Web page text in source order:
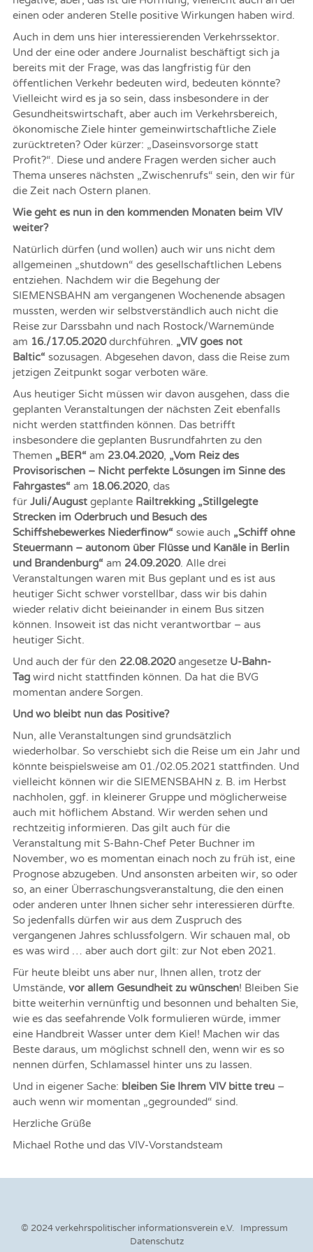
einen oder anderen Stelle positive Wirkungen haben wird.
Auch in dem uns hier interessierenden Verkehrssektor.
Und der eine oder andere Journalist beschäftigt sich ja
bereits mit der Frage, was das langfristig für den
öffentlichen Verkehr bedeuten wird, bedeuten könnte?
Vielleicht wird es ja so sein, dass insbesondere in der
Gesundheitswirtschaft, aber auch im Verkehrsbereich,
ökonomische Ziele hinter gemeinwirtschaftliche Ziele
zurücktreten? Oder kürzer: „Daseinsvorsorge statt
Profit?“. Diese und andere Fragen werden sicher auch
Thema unseres nächsten „Zwischenrufs“ sein, den wir für
die Zeit nach Ostern planen.
Wie geht es nun in den kommenden Monaten beim VIV
weiter?
Natürlich dürfen (und wollen) auch wir uns nicht dem
allgemeinen „shutdown“ des gesellschaftlichen Lebens
entziehen. Nachdem wir die Begehung der
SIEMENSBAHN am vergangenen Wochenende absagen
mussten, werden wir selbstverständlich auch nicht die
Reise zur Darssbahn und nach Rostock/Warnemünde
am 16./17.05.2020durchführen. „VIV goes not
Baltic“ sozusagen. Abgesehen davon, dass die Reise zum
jetzigen Zeitpunkt sogar verboten wäre.
Aus heutiger Sicht müssen wir davon ausgehen, dass die
geplanten Veranstaltungen der nächsten Zeit ebenfalls
nicht werden stattfinden können. Das betrifft
insbesondere die geplanten Busrundfahrten zu den
Themen „BER“ am 23.04.2020, „Vom Reiz des
Provisorischen – Nicht perfekte Lösungen im Sinne des
Fahrgastes“ am 18.06.2020, das
für Juli/August geplante Railtrekking „Stillgelegte
Strecken im Oderbruch und Besuch des
Schiffshebewerkes Niederfinow“ sowie auch „Schiff ohne
Steuermann – autonom über Flüsse und Kanäle in Berlin
und Brandenburg“ am 24.09.2020. Alle drei
Veranstaltungen waren mit Bus geplant und es ist aus
heutiger Sicht schwer vorstellbar, dass wir bis dahin
wieder relativ dicht beieinander in einem Bus sitzen
können. Insoweit ist das nicht verantwortbar – aus
heutiger Sicht.
Und auch der für den 22.08.2020angesetze U-Bahn-
Tag wird nicht stattfinden können. Da hat die BVG
momentan andere Sorgen.
Und wo bleibt nun das Positive?
Nun, alle Veranstaltungen sind grundsätzlich
wiederholbar. So verschiebt sich die Reise um ein Jahr und
könnte beispielsweise am 01./02.05.2021 stattfinden. Und
vielleicht können wir die SIEMENSBAHN z. B. im Herbst
nachholen, ggf. in kleinerer Gruppe und möglicherweise
auch mit höflichem Abstand. Wir werden sehen und
rechtzeitig informieren. Das gilt auch für die
Veranstaltung mit S-Bahn-Chef Peter Buchner im
November, wo es momentan einach noch zu früh ist, eine
Prognose abzugeben. Und ansonsten arbeiten wir, so oder
so, an einer Überraschungsveranstaltung, die den einen
oder anderen unter Ihnen sicher sehr interessieren dürfte.
So jedenfalls dürfen wir aus dem Zuspruch des
vergangenen Jahres schlussfolgern. Wir schauen mal, ob
es was wird … aber auch dort gilt: zur Not eben 2021.
Für heute bleibt uns aber nur, Ihnen allen, trotz der
Umstände, vor allem Gesundheit zu wünschen! Bleiben Sie
bitte weiterhin vernünftig und besonnen und behalten Sie,
wie es das seefahrende Volk formulieren würde, immer
eine Handbreit Wasser unter dem Kiel! Machen wir das
Beste daraus, um möglichst schnell den, wenn wir es so
nennen dürfen, Schlamassel hinter uns zu lassen.
Und in eigener Sache: bleiben Sie Ihrem VIV bitte treu –
auch wenn wir momentan „gegrounded“ sind.
Herzliche Grüße
Michael Rothe und das VIV-Vorstandsteam
© 2024 verkehrspolitischer informationsverein e.V. Impressum
Datenschutz